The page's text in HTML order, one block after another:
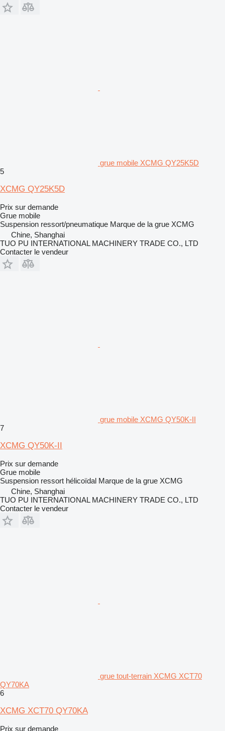
grue mobile XCMG QY25K5D
5
XCMG QY25K5D
Prix sur demande
Grue mobile
Suspension ressort/pneumatique Marque de la grue XCMG
Chine, Shanghai
TUO PU INTERNATIONAL MACHINERY TRADE CO., LTD
Contacter le vendeur
grue mobile XCMG QY50K-II
7
XCMG QY50K-II
Prix sur demande
Grue mobile
Suspension ressort hélicoïdal Marque de la grue XCMG
Chine, Shanghai
TUO PU INTERNATIONAL MACHINERY TRADE CO., LTD
Contacter le vendeur
grue tout-terrain XCMG XCT70
QY70KA
6
XCMG XCT70 QY70KA
Prix sur demande